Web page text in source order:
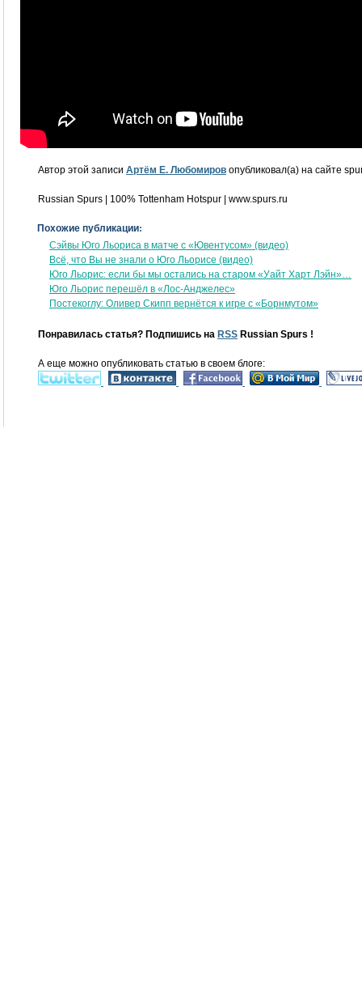
Автор этой записи Артём Е. Любомиров опубликовал(а) на сайте
Russian Spurs | 100% Tottenham Hotspur | www.spurs.ru
Похожие публикации:
Сэйвы Юго Льориса в матче с «Ювентусом» (видео)
Всё, что Вы не знали о Юго Льорисе (видео)
Юго Льорис: если бы мы остались на старом «Уайт Харт Лэйн»…
Юго Льорис перешёл в «Лос-Анджелес»
Постекоглу: Оливер Скипп вернётся к игре с «Борнмутом»
Понравилась статья? Подпишись на RSS Russian Spurs !
А еще можно опубликовать статью в своем блоге: